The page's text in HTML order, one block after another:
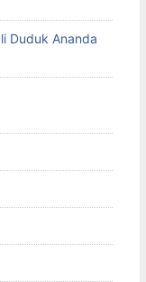
Duduk Ananda